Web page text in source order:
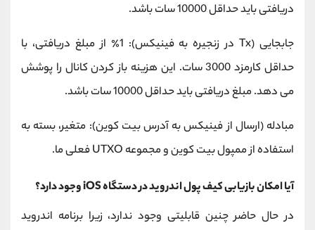
دریافتی باید حداقل 10000 سات باشد.
جابجایی (Tx در زنجیره به فینیکس): 1٪ از مبلغ دریافتی، با
حداقل کارمزد 3000 سات. این هزینه باز کردن کانال را پوشش
می دهد. مبلغ دریافتی باید حداقل 10000 سات باشد.
مبادله (ارسال از فینیکس به آدرس بیت کوین): متغیر، بسته به
استفاده از ممپول بیت کوین و مجموعه UTXO فعلی ما.
آیا امکان بازیابی کیف پول اندروید در دستگاه iOS وجود دارد؟
در حال حاضر چنین قابلیتی وجود ندارد، زیرا برنامه اندروید